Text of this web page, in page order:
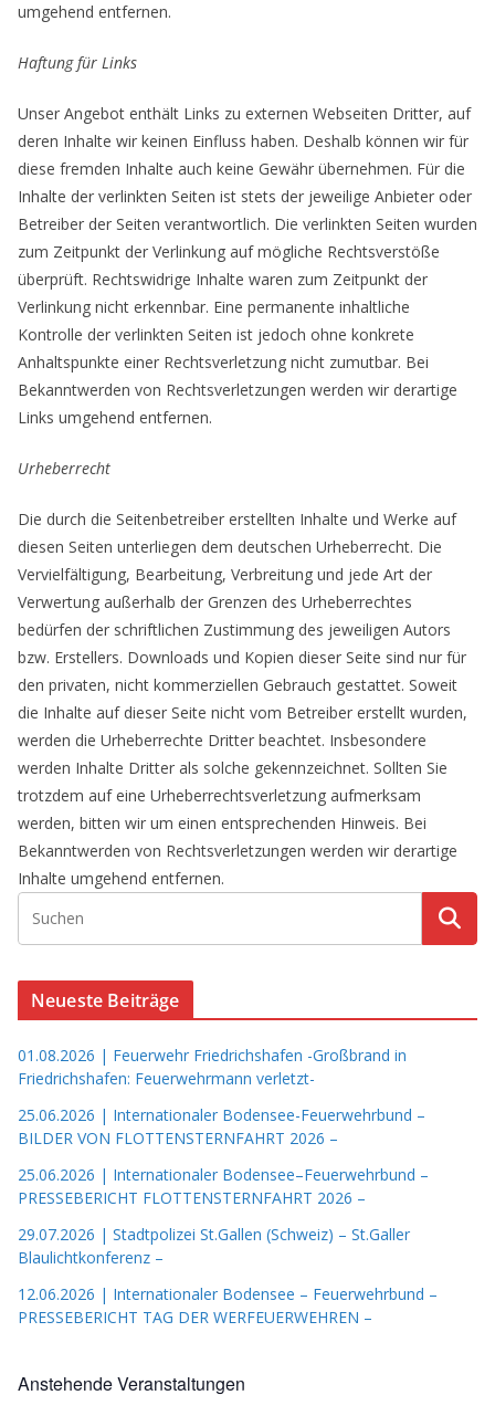
umgehend entfernen.
Haftung für Links
Unser Angebot enthält Links zu externen Webseiten Dritter, auf
deren Inhalte wir keinen Einfluss haben. Deshalb können wir für
diese fremden Inhalte auch keine Gewähr übernehmen. Für die
Inhalte der verlinkten Seiten ist stets der jeweilige Anbieter oder
Betreiber der Seiten verantwortlich. Die verlinkten Seiten wurden
zum Zeitpunkt der Verlinkung auf mögliche Rechtsverstöße
überprüft. Rechtswidrige Inhalte waren zum Zeitpunkt der
Verlinkung nicht erkennbar. Eine permanente inhaltliche
Kontrolle der verlinkten Seiten ist jedoch ohne konkrete
Anhaltspunkte einer Rechtsverletzung nicht zumutbar. Bei
Bekanntwerden von Rechtsverletzungen werden wir derartige
Links umgehend entfernen.
Urheberrecht
Die durch die Seitenbetreiber erstellten Inhalte und Werke auf
diesen Seiten unterliegen dem deutschen Urheberrecht. Die
Vervielfältigung, Bearbeitung, Verbreitung und jede Art der
Verwertung außerhalb der Grenzen des Urheberrechtes
bedürfen der schriftlichen Zustimmung des jeweiligen Autors
bzw. Erstellers. Downloads und Kopien dieser Seite sind nur für
den privaten, nicht kommerziellen Gebrauch gestattet. Soweit
die Inhalte auf dieser Seite nicht vom Betreiber erstellt wurden,
werden die Urheberrechte Dritter beachtet. Insbesondere
werden Inhalte Dritter als solche gekennzeichnet. Sollten Sie
trotzdem auf eine Urheberrechtsverletzung aufmerksam
werden, bitten wir um einen entsprechenden Hinweis. Bei
Bekanntwerden von Rechtsverletzungen werden wir derartige
Inhalte umgehend entfernen.
Neueste Beiträge
01.08.2026 | Feuerwehr Friedrichshafen -Großbrand in
Friedrichshafen: Feuerwehrmann verletzt-
25.06.2026 | Internationaler Bodensee-Feuerwehrbund –
BILDER VON FLOTTENSTERNFAHRT 2026 –
25.06.2026 | Internationaler Bodensee–Feuerwehrbund –
PRESSEBERICHT FLOTTENSTERNFAHRT 2026 –
29.07.2026 | Stadtpolizei St.Gallen (Schweiz) – St.Galler
Blaulichtkonferenz –
12.06.2026 | Internationaler Bodensee – Feuerwehrbund –
PRESSEBERICHT TAG DER WERFEUERWEHREN –
Anstehende Veranstaltungen